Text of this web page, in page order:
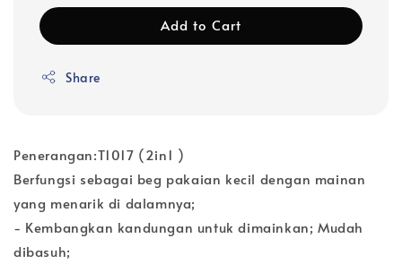
Add to Cart
Share
Penerangan:T1017 (2in1 )
Berfungsi sebagai beg pakaian kecil dengan mainan
yang menarik di dalamnya;
- Kembangkan kandungan untuk dimainkan; Mudah
dibasuh;